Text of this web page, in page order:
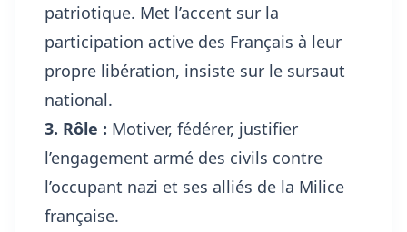
patriotique. Met l’accent sur la
participation active des Français à leur
propre libération, insiste sur le sursaut
national.
3. Rôle : Motiver, fédérer, justifier
l’engagement armé des civils contre
l’occupant nazi et ses alliés de la Milice
française.